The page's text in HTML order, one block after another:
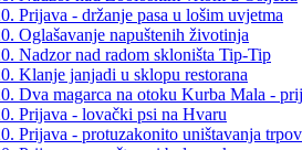
Prijava - držanje pasa u lošim uvjetma
Oglašavanje napuštenih životinja
Nadzor nad radom skloništa Tip-Tip
Klanje janjadi u sklopu restorana
Dva magarca na otoku Kurba Mala -
Prijava - lovački psi na Hvaru
Prijava - protuzakonito uništavanja